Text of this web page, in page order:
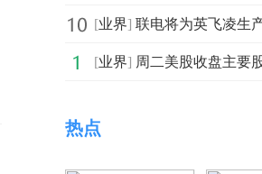
[业界] 联电将为英飞凌生产高性能汽车微控制器：
[业界] 周二美股收盘主要股指全线大幅下跌 高通
热点